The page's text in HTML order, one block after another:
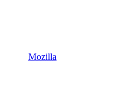
Mozilla